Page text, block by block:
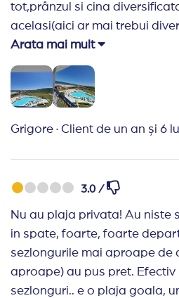
tot,prânzul si cina
acelasi(aici ar mai trebui
plăcut a fost partea de
nu a fost bună la nici un
la barurile lor). Hotelul
curate,curățate zilnic. Prima
lobbybar, si era o gălăgie
foarte prompți la cererea
camera,si am stat fericiți în
Recomand Hotelul cu tot
călătorie cu Travel Planer ,si
Arata mai mult
Grigore · Client de un an și 6
3.0 /
Nu au plaja privata! Au niste
in spate, foarte, foarte
sezlongurile mai aproape de apa (dar si alea nu ft ft
aproape) au pus pret. Efectiv
sezlonguri.. e o plaja goala,